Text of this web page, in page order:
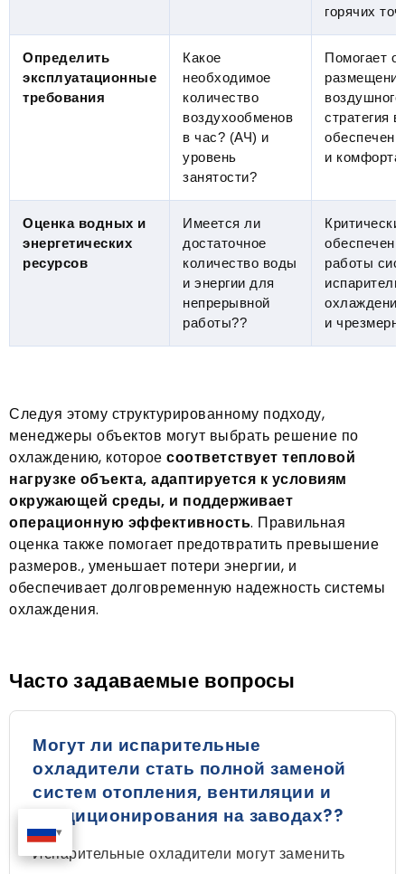
горячих
Определить
эксплуатационные
требования
Какое
необходимое
количество
воздухообменов
в час? (АЧ) и
уровень
занятости?
Помогает
стратегия
и комфорта.
Оценка водных и
энергетических
ресурсов
Имеется ли
достаточное
количество воды
и энергии для
непрерывной
работы??
работы
и
Следуя этому структурированному подходу,
менеджеры объектов могут выбрать решение по
охлаждению, которое соответствует тепловой
нагрузке объекта, адаптируется к условиям
окружающей среды, и поддерживает
операционную эффективность. Правильная
оценка также помогает предотвратить превышение
размеров., уменьшает потери энергии, и
обеспечивает долговременную надежность системы
охлаждения.
Часто задаваемые вопросы
Могут ли испарительные
охладители стать полной заменой
систем отопления, вентиляции и
кондиционирования на заводах??
Испарительные охладители могут заменить